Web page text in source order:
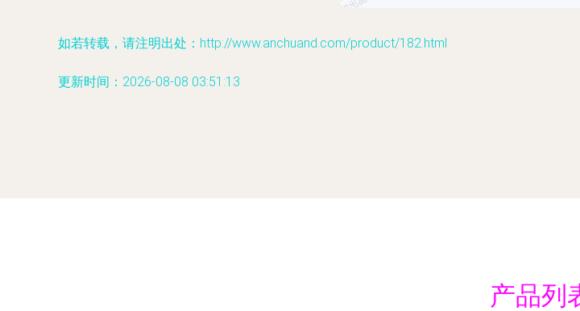
如若转载，请注明出处：http://www.anchuand.com/product/182.html
更新时间：2026-08-08 03:51:13
产品列